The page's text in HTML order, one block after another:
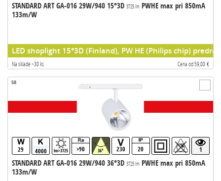
STANDARD ART GA-016 29W/940 15°3D 3725 lmPWHE max pri 850mA
133m/W
LED shoplight 15°3D (Finland), PW HE (Philips chip)
Na sklade >30 ks Cena od 59,00 €
58
29 4000 lm>3725 >90 36° 230 20 1
STANDARD ART GA-016 29W/940 36°3D 3725 lmPWHE max pri 850mA
133m/W